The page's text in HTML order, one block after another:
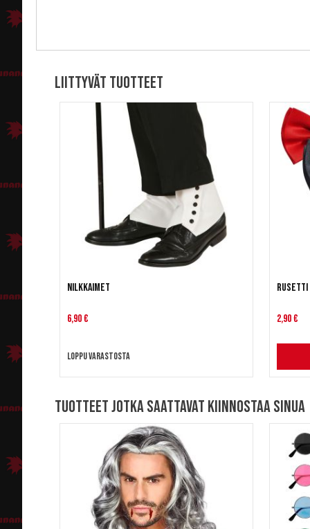
Liittyvät tuotteet
Nilkkaimet
6,90 €
Loppu varastosta
Rusetti
2,90 €
Tuotteet jotka saattavat kiinnostaa sinua